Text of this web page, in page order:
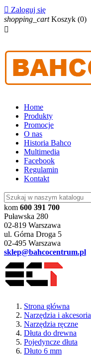
 Zaloguj się
shopping_cart Koszyk (0)

Home
Produkty
Promocje
O nas
Historia Bahco
Multimedia
Facebook
Regulamin
Kontakt
kom 600 391 700
Puławska 280
02-819 Warszawa
ul. Górna Droga 5
02-495 Warszawa
sklep@bahcocentrum.pl
Strona główna
Narzędzia i akcesoria
Narzędzia ręczne
Dłuta do drewna
Pojedyncze dłuta
Dłuto 6 mm